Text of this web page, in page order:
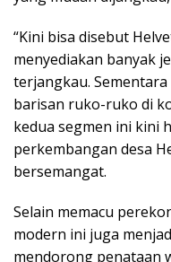
“Kini bisa disebut
menyediakan banyak
terjangkau.
barisan ruko-ruko di
kedua segmen ini kini
perkembangan desa
bersemangat.
Selain memacu
modern ini juga
mendorong penataan